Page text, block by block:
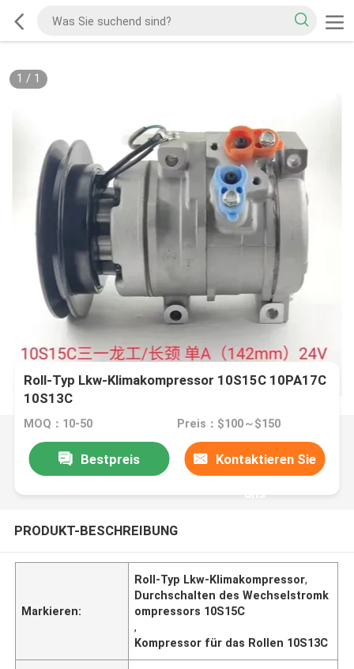
1 / 1
Roll-Typ Lkw-Klimakompressor 10S15C 10PA17C
10S13C
MOQ：10-50 Preis：$100～$150
Bestpreis Kontaktieren Sie
uns
PRODUKT-BESCHREIBUNG
Markieren:
Roll-Typ Lkw-Klimakompressor,
Durchschalten des Wechselstromk
ompressors 10S15C
,
Kompressor für das Rollen 10S13C